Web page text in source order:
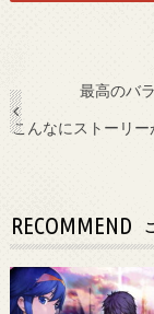
最高のバ
こんなにストーリ
RECOMMEND